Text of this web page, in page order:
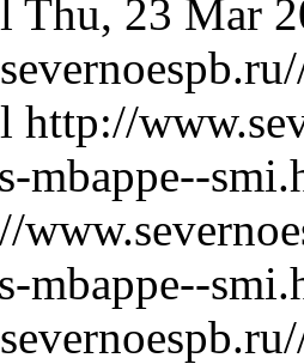
Thu, 23 Mar
http://
mbappe--
mbappe--